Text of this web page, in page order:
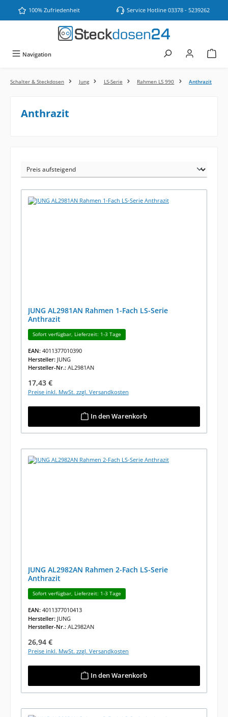
Zum Hauptinhalt springen
100% Zufriedenheit Service Hotline 03378 - 5239262
Navigation
Schalter & Steckdosen Jung LS-Serie Rahmen LS 990 Anthrazit
Anthrazit
JUNG AL2981AN Rahmen 1-Fach LS-Serie
Anthrazit
Sofort verfügbar, Lieferzeit: 1-3 Tage
EAN: 4011377010390
Hersteller: JUNG
Hersteller-Nr.: AL2981AN
Regulärer Preis:
17,43 €
Preise inkl. MwSt. zzgl. Versandkosten
In den Warenkorb
JUNG AL2982AN Rahmen 2-Fach LS-Serie
Anthrazit
Sofort verfügbar, Lieferzeit: 1-3 Tage
EAN: 4011377010413
Hersteller: JUNG
Hersteller-Nr.: AL2982AN
Regulärer Preis:
26,94 €
Preise inkl. MwSt. zzgl. Versandkosten
In den Warenkorb